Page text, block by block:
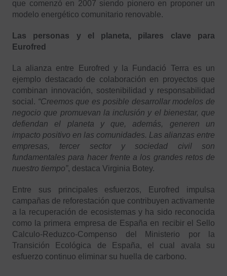
que comenzó en 2007 siendo pionero en proponer un
modelo energético comunitario renovable.
Las personas y el planeta, pilares clave para
Eurofred
La alianza entre Eurofred y la Fundació Terra es un
ejemplo destacado de colaboración en proyectos que
combinan innovación, sostenibilidad y responsabilidad
social. “Creemos que es posible desarrollar modelos de
negocio que promuevan la inclusión y el bienestar, que
defiendan el planeta y que, además, generen un
impacto positivo en las comunidades. Las alianzas entre
empresas, tercer sector y sociedad civil son
fundamentales para hacer frente a los grandes retos de
nuestro tiempo”, destaca Virginia Botey.
Entre sus principales esfuerzos, Eurofred impulsa
campañas de reforestación que contribuyen activamente
a la recuperación de ecosistemas y ha sido reconocida
como la primera empresa de España en recibir el Sello
Calculo-Reduzco-Compenso del Ministerio por la
Transición Ecológica de España, el cual avala su
esfuerzo continuo eliminar su huella de carbono.